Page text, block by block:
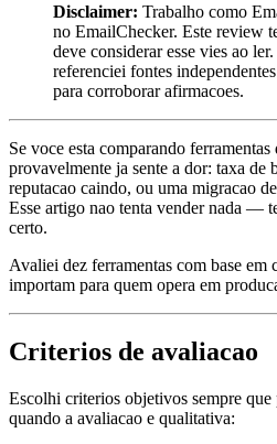
Disclaimer: Trabalho como
no EmailChecker. Este review
deve considerar esse vies ao
referenciei fontes
para corroborar afirmacoes.
Se voce esta comparando
provavelmente ja sente a dor: taxa de
reputacao caindo, ou uma migracao
Esse artigo nao tenta vender nada —
certo.
Avaliei dez ferramentas com base em
importam para quem opera em
Criterios de avaliacao
Escolhi criterios objetivos sempre
quando a avaliacao e qualitativa: